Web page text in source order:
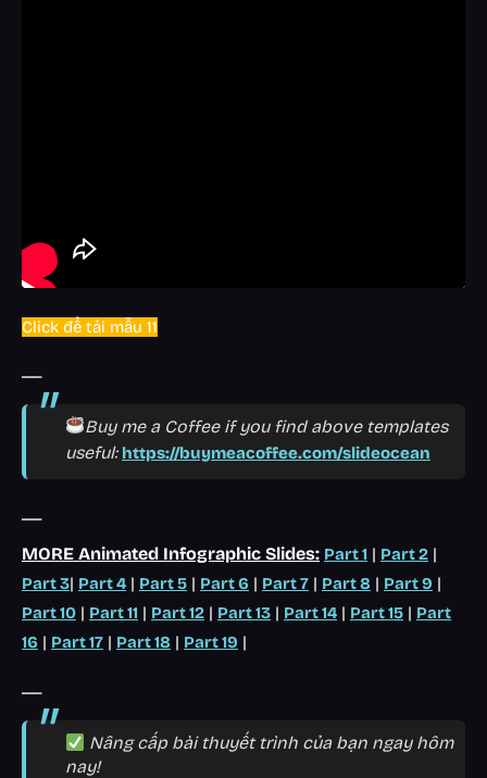
Click để tải mẫu 11
Buy me a Coffee if you find above templates
useful:https://buymeacoffee.com/slideocean
MORE Animated Infographic Slides: Part 1 | Part 2 |
Part 3| Part 4 | Part 5 | Part 6 | Part 7 | Part 8 | Part 9 |
Part 10 | Part 11 | Part 12 | Part 13 | Part 14 | Part 15 | Part
16 | Part 17 | Part 18 | Part 19 |
Nâng cấp bài thuyết trình của bạn ngay hôm
nay!